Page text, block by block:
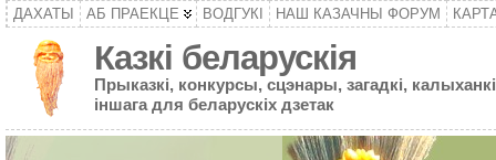
ДАХАТЫ АБ ПРАЕКЦЕ ВОДГУКІ НАШ КАЗАЧНЫ ФОРУМ
Казкі беларускія
Прыказкі, конкурсы, сцэнары, загадкі,
іншага для беларускіх дзетак